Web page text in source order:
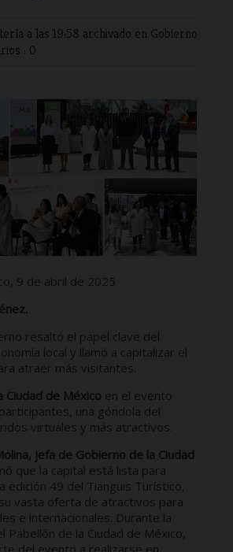
a las 19:58 archivado en Gobierno
: 0
9 de abril de 2025
resaltó el papel clave del
local y llamó a capitalizar el
atraer más visitantes.
Ciudad de México en el evento
una góndola del
virtuales y más atractivos.
jefa de Gobierno de la Ciudad
que la capital está lista para
edición 49 del Tianguis Turístico,
vasta oferta de atractivos para
e internacionales. Durante la
Pabellón de la Ciudad de México,
del evento a realizarse en